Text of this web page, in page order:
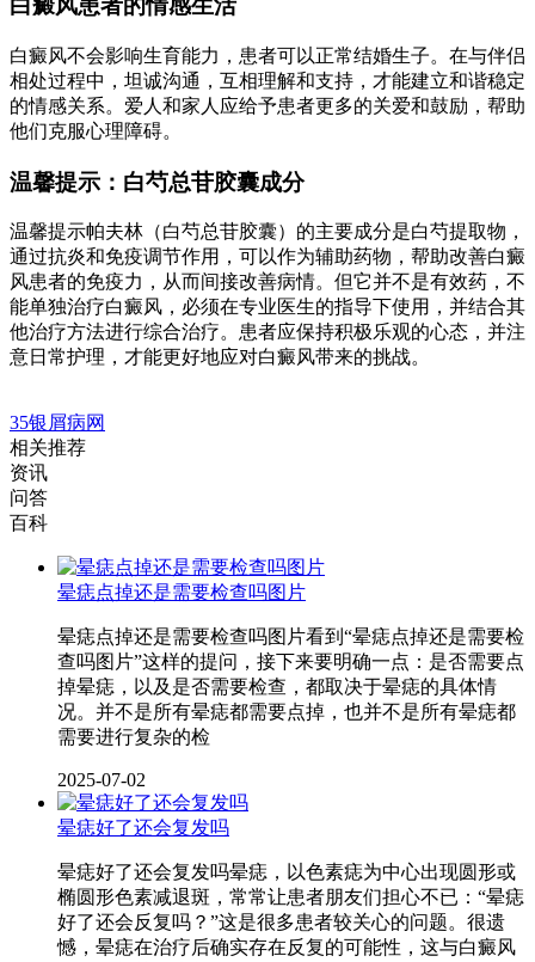
白癜风患者的情感生活
白癜风不会影响生育能力，患者可以正常结婚生子。在与伴侣
相处过程中，坦诚沟通，互相理解和支持，才能建立和谐稳定
的情感关系。爱人和家人应给予患者更多的关爱和鼓励，帮助
他们克服心理障碍。
温馨提示：白芍总苷胶囊成分
温馨提示帕夫林（白芍总苷胶囊）的主要成分是白芍提取物，
通过抗炎和免疫调节作用，可以作为辅助药物，帮助改善白癜
风患者的免疫力，从而间接改善病情。但它并不是有效药，不
能单独治疗白癜风，必须在专业医生的指导下使用，并结合其
他治疗方法进行综合治疗。患者应保持积极乐观的心态，并注
意日常护理，才能更好地应对白癜风带来的挑战。
35银屑病网
相关推荐
资讯
问答
百科
晕痣点掉还是需要检查吗图片
晕痣点掉还是需要检查吗图片看到“晕痣点掉还是需要检
查吗图片”这样的提问，接下来要明确一点：是否需要点
掉晕痣，以及是否需要检查，都取决于晕痣的具体情
况。并不是所有晕痣都需要点掉，也并不是所有晕痣都
需要进行复杂的检
2025-07-02
晕痣好了还会复发吗
晕痣好了还会复发吗晕痣，以色素痣为中心出现圆形或
椭圆形色素减退斑，常常让患者朋友们担心不已：“晕痣
好了还会反复吗？”这是很多患者较关心的问题。很遗
憾，晕痣在治疗后确实存在反复的可能性，这与白癜风